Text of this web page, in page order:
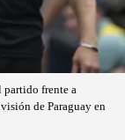
partido frente a
de Paraguay en